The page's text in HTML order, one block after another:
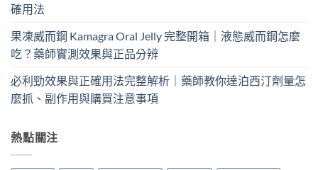
確用法
果凍威而鋼 Kamagra Oral Jelly 完整開箱｜液態威而鋼怎麼
吃？藥師實測效果與正品分辨
必利勁效果與正確用法完整解析｜藥師教你達泊西汀劑量怎
麼抓、副作用與購買注意事項
熱點關注